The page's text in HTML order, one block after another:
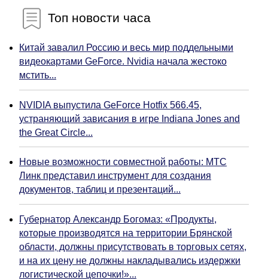
Топ новости часа
Китай завалил Россию и весь мир поддельными
видеокартами GeForce. Nvidia начала жестоко
мстить...
NVIDIA выпустила GeForce Hotfix 566.45,
устраняющий зависания в игре Indiana Jones and
the Great Circle...
Новые возможности совместной работы: МТС
Линк представил инструмент для создания
документов, таблиц и презентаций...
Губернатор Александр Богомаз: «Продукты,
которые производятся на территории Брянской
области, должны присутствовать в торговых сетях,
и на их цену не должны накладывались издержки
логистической цепочки!»...